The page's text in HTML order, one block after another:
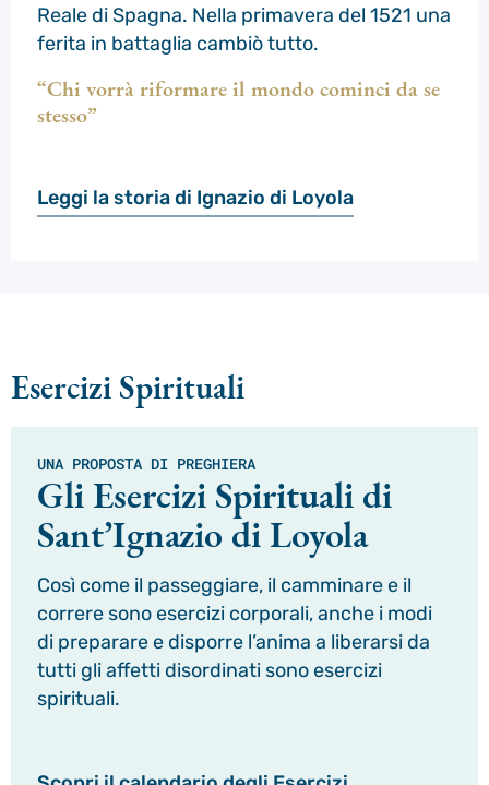
Reale di Spagna. Nella primavera del 1521 una
ferita in battaglia cambiò tutto.
“Chi vorrà riformare il mondo cominci da se
stesso”
Leggi la storia di Ignazio di Loyola
Esercizi Spirituali
UNA PROPOSTA DI PREGHIERA
Gli Esercizi Spirituali di
Sant’Ignazio di Loyola
Così come il passeggiare, il camminare e il
correre sono esercizi corporali, anche i modi
di preparare e disporre l’anima a liberarsi da
tutti gli affetti disordinati sono esercizi
spirituali.